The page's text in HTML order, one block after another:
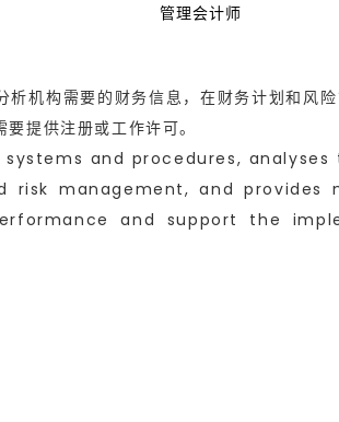
管理会计师
机构需要的财务信息，在财务计划和风
提供注册或工作许可。
and procedures,
risk management, and
and support the